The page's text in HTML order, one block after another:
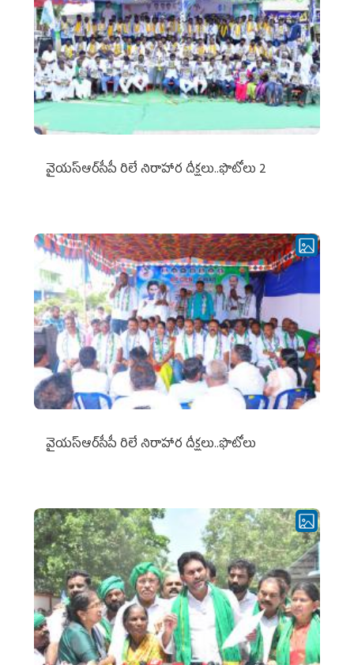
వైయ‌స్ఆర్‌సీపీ రిలే నిరాహార దీక్షలు..ఫొటోలు 2
వైయ‌స్ఆర్‌సీపీ రిలే నిరాహార దీక్షలు..ఫొటోలు